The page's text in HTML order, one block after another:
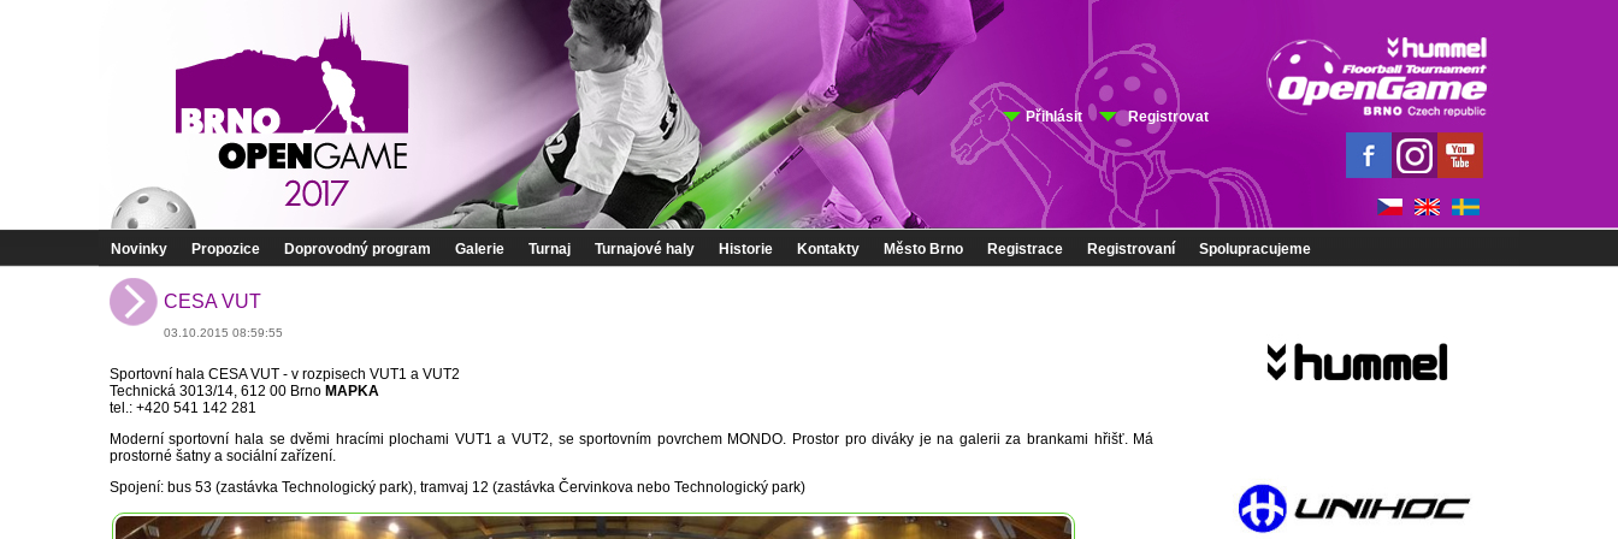
Přihlásit Registrovat
Novinky Propozice Doprovodný program Galerie Turnaj Turnajové haly Historie Kontakty Město Brno Registrace Registrovaní Spolupracujeme
CESA VUT
03.10.2015 08:59:55
Sportovní hala CESA VUT - v rozpisech VUT1 a VUT2
Technická 3013/14, 612 00 Brno MAPKA
tel.: +420 541 142 281
Moderní sportovní hala se dvěmi hracími plochami VUT1 a VUT2, se sportovním povrchem MONDO. Prostor pro diváky je na galerii za brankami hřišť. Má
prostorné šatny a sociální zařízení.
Spojení: bus 53 (zastávka Technologický park), tramvaj 12 (zastávka Červinkova nebo Technologický park)